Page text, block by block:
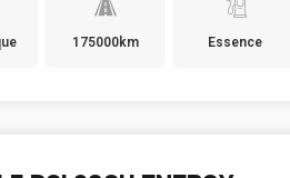
175000km Essence